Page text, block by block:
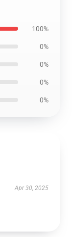
100%
0%
0%
0%
0%
Apr 30, 2025